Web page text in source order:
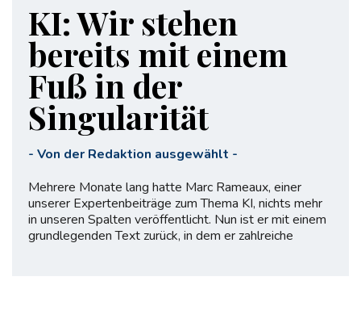
KI: Wir stehen
bereits mit einem
Fuß in der
Singularität
- Von der Redaktion ausgewählt -
Mehrere Monate lang hatte Marc Rameaux, einer
unserer Expertenbeiträge zum Thema KI, nichts mehr
in unseren Spalten veröffentlicht. Nun ist er mit einem
grundlegenden Text zurück, in dem er zahlreiche